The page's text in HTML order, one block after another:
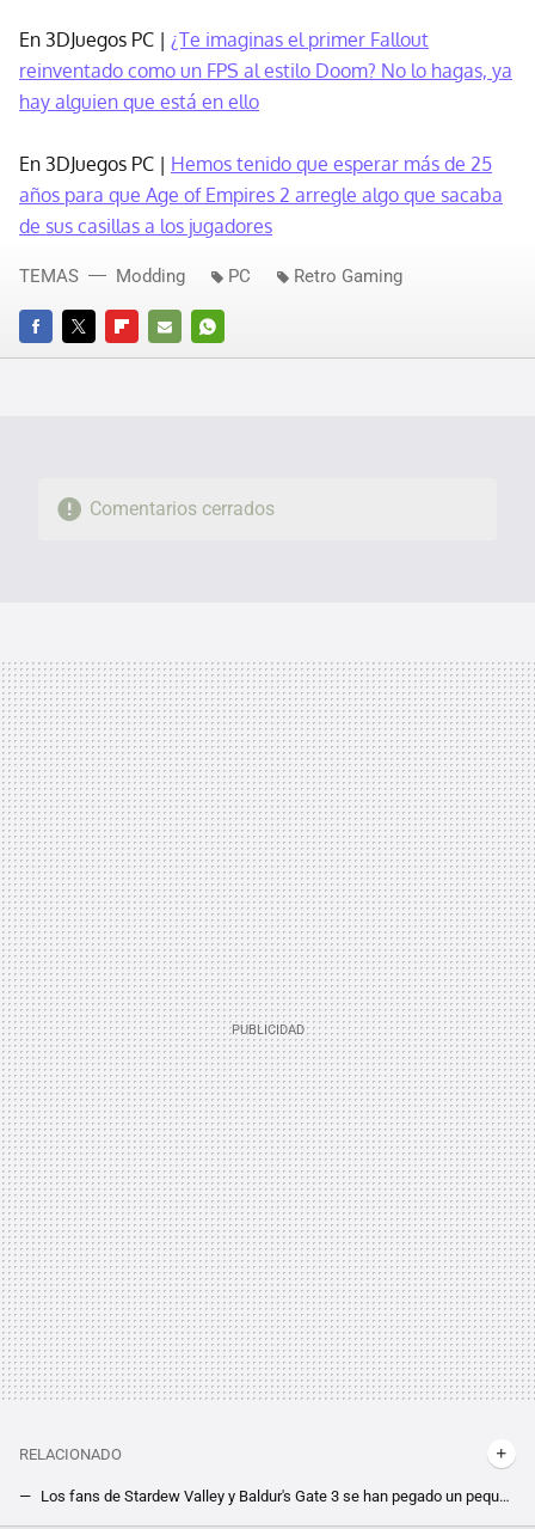
En 3DJuegos PC | ¿Te imaginas el primer Fallout
reinventado como un FPS al estilo Doom? No lo hagas, ya
hay alguien que está en ello
En 3DJuegos PC | Hemos tenido que esperar más de 25
años para que Age of Empires 2 arregle algo que sacaba
de sus casillas a los jugadores
FACEBOOKTWITTERFLIPBOARD
E-
WHATSAPP
TEMAS Modding PC Retro Gaming
Comentarios cerrados
RELACIONADO
Los fans de Stardew Valley y Baldur's Gate 3 se han pegado un pequeño susto, pero este ambicioso mod cancelado por error vuelve a estar operativo